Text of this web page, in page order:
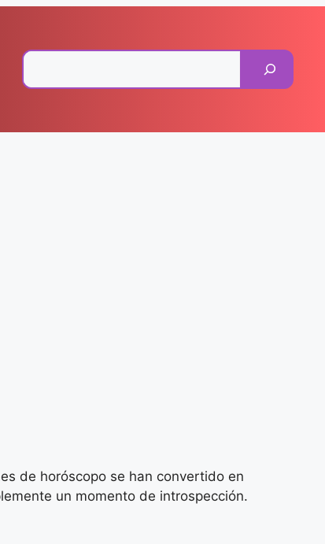
de horóscopo se han convertido en
un momento de introspección.